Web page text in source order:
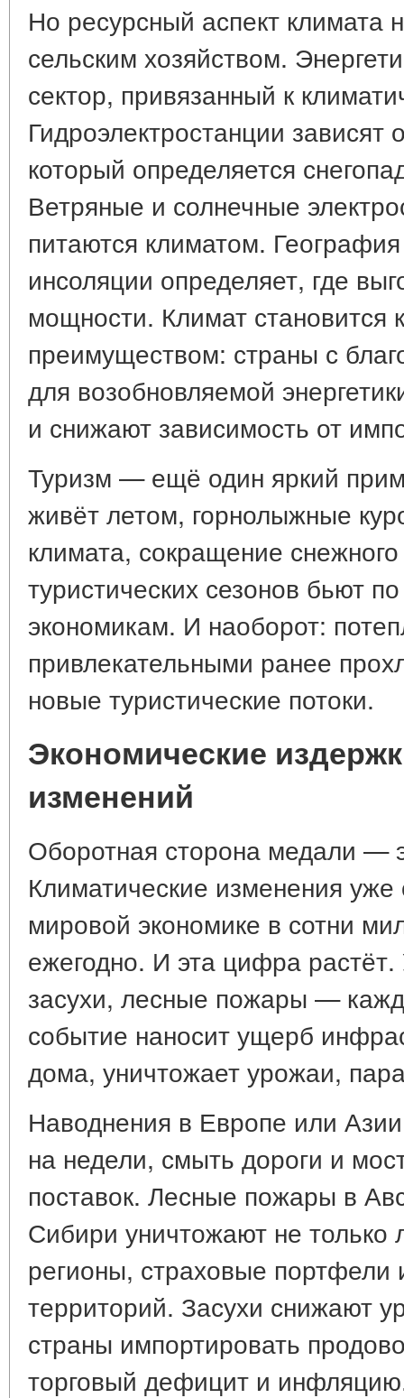
Но ресурсный аспект климата
сельским хозяйством.
сектор, привязанный к
Гидроэлектростанции зависят
который определяется
Ветряные и солнечные
питаются климатом.
инсоляции определяет, где
мощности. Климат становится
преимуществом: страны с
для возобновляемой
и снижают зависимость от
Туризм — ещё один яркий
живёт летом, горнолыжные
климата, сокращение
туристических сезонов бьют
экономикам. И наоборот:
привлекательными ранее
новые туристические потоки.
Экономические
изменений
Оборотная сторона медали —
Климатические изменения уже
мировой экономике в сотни
ежегодно. И эта цифра
засухи, лесные пожары —
событие наносит ущерб
дома, уничтожает урожаи,
Наводнения в Европе или
на недели, смыть дороги и
поставок. Лесные пожары в
Сибири уничтожают не только
регионы, страховые
территорий. Засухи снижают
страны импортировать
торговый дефицит и